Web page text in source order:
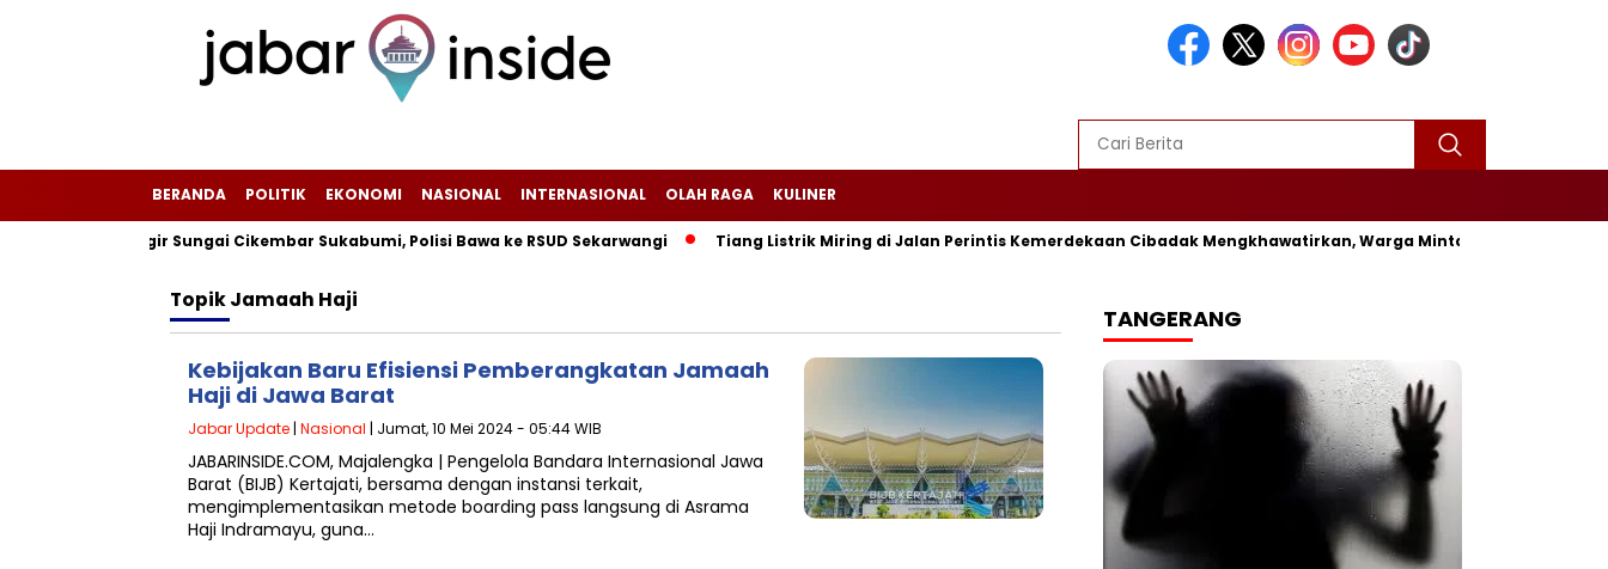
BERANDA POLITIK EKONOMI NASIONAL INTERNASIONAL OLAH RAGA KULINER
di Pinggir Sungai Cikembar Sukabumi, Polisi Bawa ke RSUD Sekarwangi‎ Tiang Listrik Miring di Jalan Perintis Kemerdekaan Cibadak Mengkhawatirkan, Warga Minta Segera Diperbaiki
TopikJamaah Haji
Kebijakan Baru Efisiensi Pemberangkatan Jamaah
Haji di Jawa Barat
Jabar Update | Nasional | Jumat, 10 Mei 2024 - 05:44 WIB
JABARINSIDE.COM, Majalengka | Pengelola Bandara Internasional Jawa
Barat (BIJB) Kertajati, bersama dengan instansi terkait,
mengimplementasikan metode boarding pass langsung di Asrama
Haji Indramayu, guna…
TANGERANG